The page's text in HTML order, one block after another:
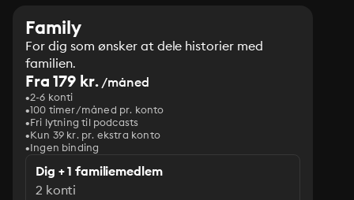
Family
For dig som ønsker at dele historier med
familien.
Fra 179 kr./måned
2-6 konti
100 timer/måned pr. konto
Fri lytning til podcasts
Kun 39 kr. pr. ekstra konto
Ingen binding
Dig + 1 familiemedlem
2 konti